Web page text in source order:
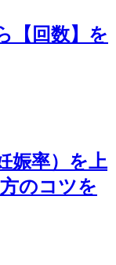
【回数】を
娠率）を上
のコツを